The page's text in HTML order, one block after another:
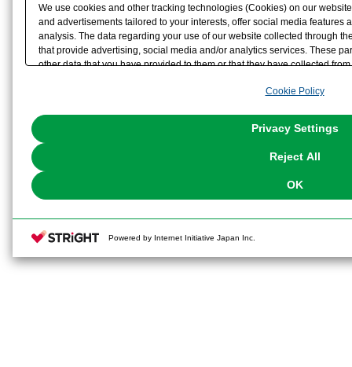
We use cookies and other tracking technologies (Cookies) on our
and advertisements tailored to your interests, offer social media features
analysis. The data regarding your use of our website collected through
that provide advertising, social media and/or analytics services. These
other data that you have provided to them or that they have collected
the use of all Cookies except for Strictly Necessary Cookies, please
You can change your consent or rejection settings at any time via
Cookie Policy
Privacy Settings
Reject All
OK
Powered by Internet Initiative Japan Inc.